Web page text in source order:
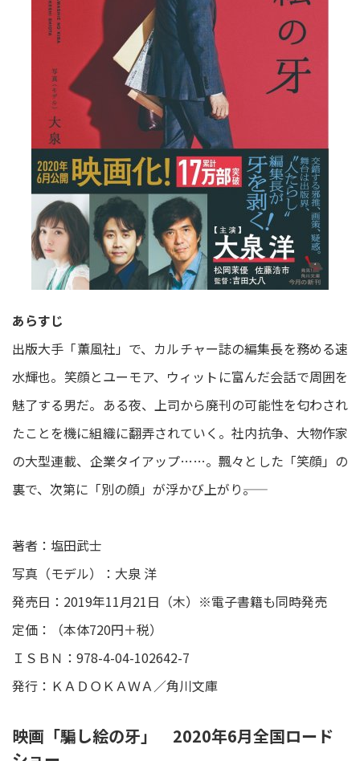
あらすじ
出版大手「薫風社」で、カルチャー誌の編集長を務める速
水輝也。笑顔とユーモア、ウィットに富んだ会話で周囲を
魅了する男だ。ある夜、上司から廃刊の可能性を匂わされ
たことを機に組織に翻弄されていく。社内抗争、大物作家
の大型連載、企業タイアップ……。飄々とした「笑顔」の
裏で、次第に「別の顔」が浮かび上がり――。
著者：塩田武士
写真（モデル）：大泉 洋
発売日：2019年11月21日（木）※電子書籍も同時発売
定価：（本体720円＋税）
ＩＳＢＮ：978-4-04-102642-7
発行：ＫＡＤＯＫＡＷＡ／角川文庫
映画「騙し絵の牙」 2020年6月全国ロード